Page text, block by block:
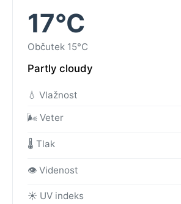
17°C
Občutek 15°C
Partly cloudy
💧 Vlažnost
🌬️ Veter
🌡️ Tlak
👁️ Videnost
☀️ UV indeks